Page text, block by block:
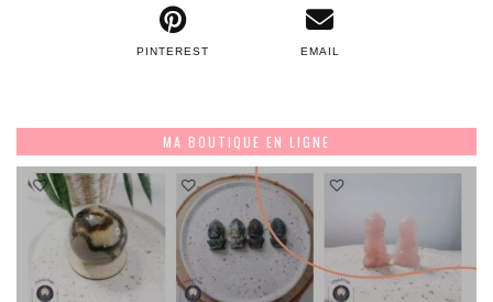
PINTEREST EMAIL
MA BOUTIQUE EN LIGNE